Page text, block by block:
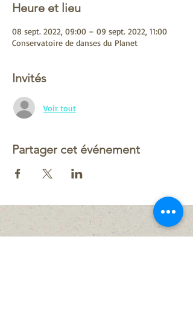
Heure et lieu
08 sept. 2022, 09:00 – 09 sept. 2022, 11:00
Conservatoire de danses du Planet
Invités
Voir tout
Partager cet événement